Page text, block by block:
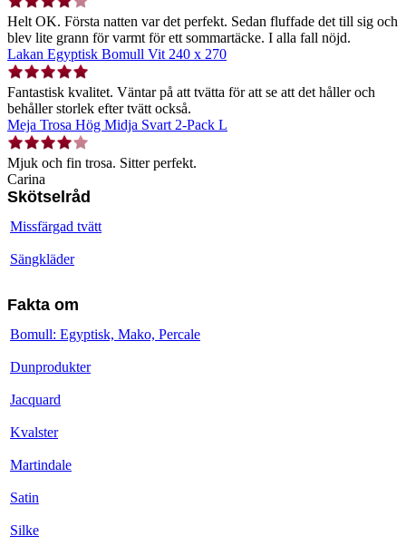
Helt OK. Första natten var det perfekt. Sedan fluffade det till sig och
blev lite grann för varmt för ett sommartäcke. I alla fall nöjd.
Lakan Egyptisk Bomull Vit 240 x 270
Fantastisk kvalitet. Väntar på att tvätta för att se att det håller och
behåller storlek efter tvätt också.
Meja Trosa Hög Midja Svart 2-Pack L
Mjuk och fin trosa. Sitter perfekt.
Carina
Skötselråd
Missfärgad tvätt
Sängkläder
Fakta om
Bomull: Egyptisk, Mako, Percale
Dunprodukter
Jacquard
Kvalster
Martindale
Satin
Silke